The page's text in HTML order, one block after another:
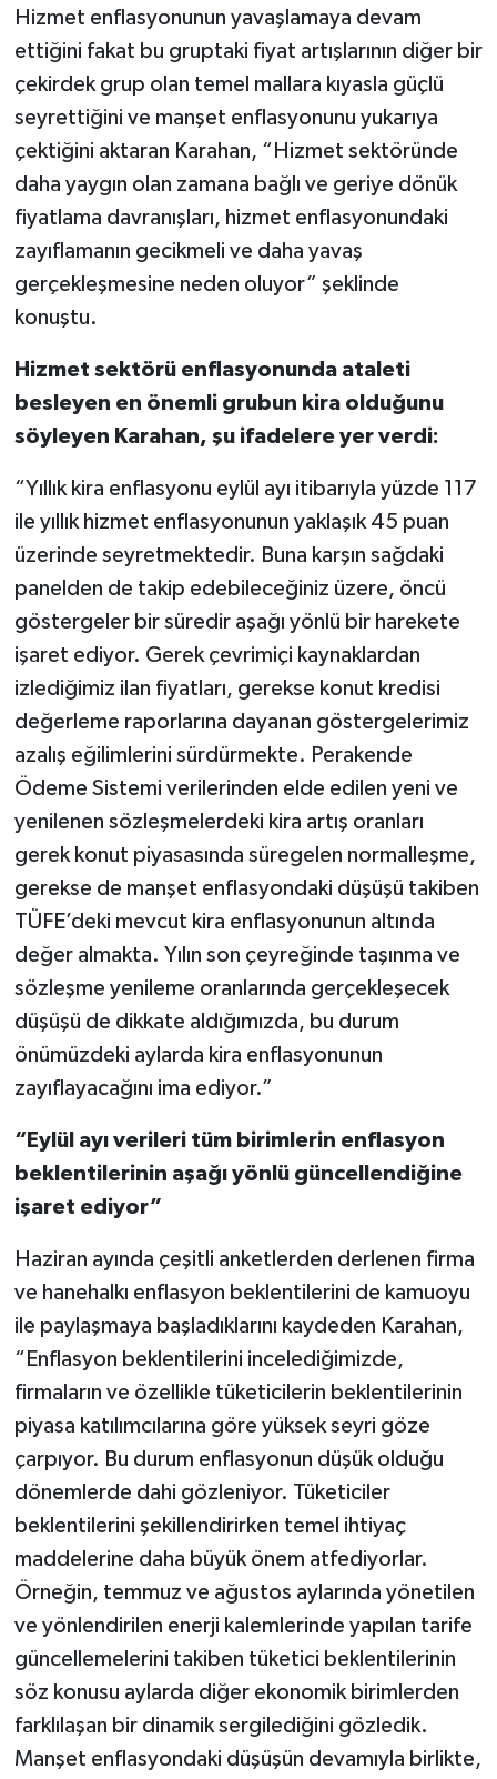
Hizmet enflasyonunun yavaşlamaya devam
ettiğini fakat bu gruptaki fiyat artışlarının diğer bir
çekirdek grup olan temel mallara kıyasla güçlü
seyrettiğini ve manşet enflasyonunu yukarıya
çektiğini aktaran Karahan, “Hizmet sektöründe
daha yaygın olan zamana bağlı ve geriye dönük
fiyatlama davranışları, hizmet enflasyonundaki
zayıflamanın gecikmeli ve daha yavaş
gerçekleşmesine neden oluyor” şeklinde
konuştu.
Hizmet sektörü enflasyonunda ataleti
besleyen en önemli grubun kira olduğunu
söyleyen Karahan, şu ifadelere yer verdi:
“Yıllık kira enflasyonu eylül ayı itibarıyla yüzde 117
ile yıllık hizmet enflasyonunun yaklaşık 45 puan
üzerinde seyretmektedir. Buna karşın sağdaki
panelden de takip edebileceğiniz üzere, öncü
göstergeler bir süredir aşağı yönlü bir harekete
işaret ediyor. Gerek çevrimiçi kaynaklardan
izlediğimiz ilan fiyatları, gerekse konut kredisi
değerleme raporlarına dayanan göstergelerimiz
azalış eğilimlerini sürdürmekte. Perakende
Ödeme Sistemi verilerinden elde edilen yeni ve
yenilenen sözleşmelerdeki kira artış oranları
gerek konut piyasasında süregelen normalleşme,
gerekse de manşet enflasyondaki düşüşü takiben
TÜFE’deki mevcut kira enflasyonunun altında
değer almakta. Yılın son çeyreğinde taşınma ve
sözleşme yenileme oranlarında gerçekleşecek
düşüşü de dikkate aldığımızda, bu durum
önümüzdeki aylarda kira enflasyonunun
zayıflayacağını ima ediyor.”
“Eylül ayı verileri tüm birimlerin enflasyon
beklentilerinin aşağı yönlü güncellendiğine
işaret ediyor”
Haziran ayında çeşitli anketlerden derlenen firma
ve hanehalkı enflasyon beklentilerini de kamuoyu
ile paylaşmaya başladıklarını kaydeden Karahan,
“Enflasyon beklentilerini incelediğimizde,
firmaların ve özellikle tüketicilerin beklentilerinin
piyasa katılımcılarına göre yüksek seyri göze
çarpıyor. Bu durum enflasyonun düşük olduğu
dönemlerde dahi gözleniyor. Tüketiciler
beklentilerini şekillendirirken temel ihtiyaç
maddelerine daha büyük önem atfediyorlar.
Örneğin, temmuz ve ağustos aylarında yönetilen
ve yönlendirilen enerji kalemlerinde yapılan tarife
güncellemelerini takiben tüketici beklentilerinin
söz konusu aylarda diğer ekonomik birimlerden
farklılaşan bir dinamik sergilediğini gözledik.
Manşet enflasyondaki düşüşün devamıyla birlikte,